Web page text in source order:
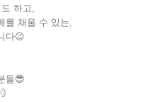
하고,
를 채울 수 있는,
다😉
들😎